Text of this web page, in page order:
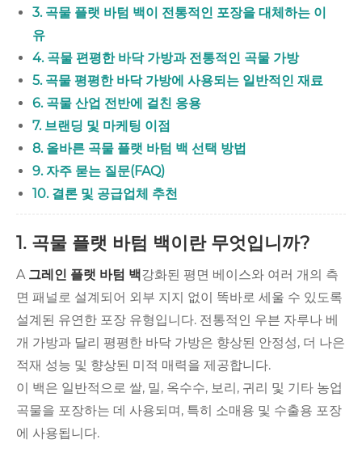
3. 곡물 플랫 바텀 백이 전통적인 포장을 대체하는 이
유
4. 곡물 편평한 바닥 가방과 전통적인 곡물 가방
5. 곡물 평평한 바닥 가방에 사용되는 일반적인 재료
6. 곡물 산업 전반에 걸친 응용
7. 브랜딩 및 마케팅 이점
8. 올바른 곡물 플랫 바텀 백 선택 방법
9. 자주 묻는 질문(FAQ)
10. 결론 및 공급업체 추천
1. 곡물 플랫 바텀 백이란 무엇입니까?
A 그레인 플랫 바텀 백강화된 평면 베이스와 여러 개의 측
면 패널로 설계되어 외부 지지 없이 똑바로 세울 수 있도록
설계된 유연한 포장 유형입니다. 전통적인 우븐 자루나 베
개 가방과 달리 평평한 바닥 가방은 향상된 안정성, 더 나은
적재 성능 및 향상된 미적 매력을 제공합니다.
이 백은 일반적으로 쌀, 밀, 옥수수, 보리, 귀리 및 기타 농업
곡물을 포장하는 데 사용되며, 특히 소매용 및 수출용 포장
에 사용됩니다.